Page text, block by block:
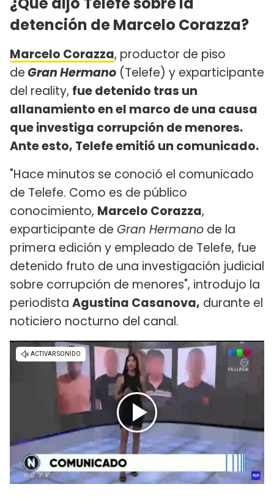
detención de Marcelo Corazza?
Marcelo Corazza, productor de piso
deGran Hermano (Telefe) y exparticipante
del reality, fue detenido tras un
allanamiento en el marco de una causa
que investiga corrupción de menores.
Ante esto, Telefe emitió un comunicado.
"Hace minutos se conoció el comunicado
de Telefe. Como es de público
conocimiento, Marcelo Corazza,
exparticipante de Gran Hermano de la
primera edición y empleado de Telefe, fue
detenido fruto de una investigación judicial
sobre corrupción de menores", introdujo la
periodista Agustina Casanova, durante el
noticiero nocturno del canal.